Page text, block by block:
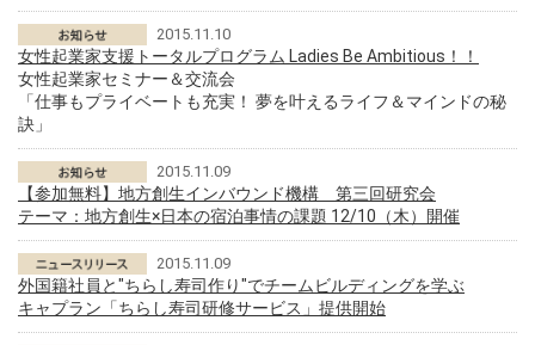
2015.11.10
女性起業家支援トータルプログラム Ladies Be Ambitious！！
女性起業家セミナー＆交流会
「仕事もプライベートも充実！ 夢を叶えるライフ＆マインドの秘
訣」
2015.11.09
【参加無料】地方創生インバウンド機構 第三回研究会
テーマ：地方創生×日本の宿泊事情の課題 12/10（木）開催
2015.11.09
外国籍社員と"ちらし寿司作り"でチームビルディングを学ぶ
キャプラン「ちらし寿司研修サービス」提供開始